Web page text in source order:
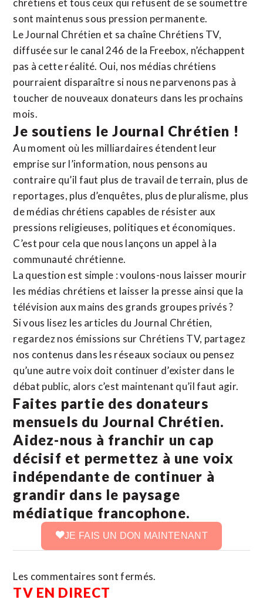
chrétiens et tous ceux qui refusent de se soumettre
sont maintenus sous pression permanente.
Le Journal Chrétien et sa chaîne Chrétiens TV,
diffusée sur le canal 246 de la Freebox, n’échappent
pas à cette réalité. Oui, nos médias chrétiens
pourraient disparaître si nous ne parvenons pas à
toucher de nouveaux donateurs dans les prochains
mois.
Je soutiens le Journal Chrétien !
Au moment où les milliardaires étendent leur
emprise sur l’information, nous pensons au
contraire qu’il faut plus de travail de terrain, plus de
reportages, plus d’enquêtes, plus de pluralisme, plus
de médias chrétiens capables de résister aux
pressions religieuses, politiques et économiques.
C’est pour cela que nous lançons un appel à la
communauté chrétienne.
La question est simple : voulons-nous laisser mourir
les médias chrétiens et laisser la presse ainsi que la
télévision aux mains des grands groupes privés ?
Si vous lisez les articles du Journal Chrétien,
regardez nos émissions sur Chrétiens TV, partagez
nos contenus dans les réseaux sociaux ou pensez
qu’une autre voix doit continuer d’exister dans le
débat public, alors c’est maintenant qu’il faut agir.
Faites partie des donateurs
mensuels du Journal Chrétien.
Aidez-nous à franchir un cap
décisif et permettez à une voix
indépendante de continuer à
grandir dans le paysage
médiatique francophone.
JE FAIS UN DON MAINTENANT
Les commentaires sont fermés.
TV EN DIRECT